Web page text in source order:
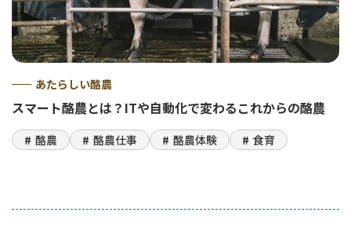
あたらしい酪農
スマート酪農とは？ITや自動化で変わるこれからの酪農
酪農 酪農仕事 酪農体験 食育